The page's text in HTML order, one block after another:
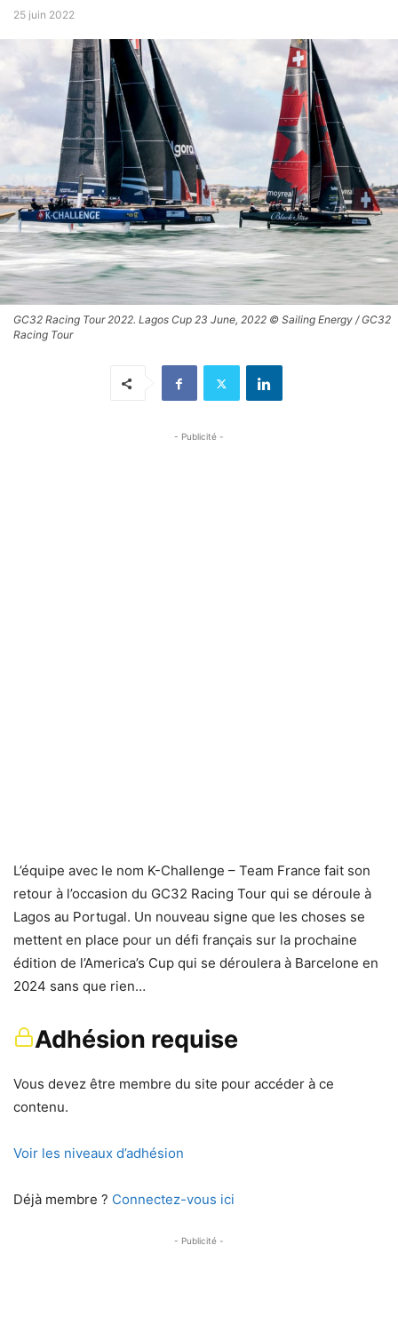
25 juin 2022
GC32 Racing Tour 2022. Lagos Cup 23 June, 2022 © Sailing Energy / GC32
Racing Tour
- Publicité -
L’équipe avec le nom K-Challenge – Team France fait son
retour à l’occasion du GC32 Racing Tour qui se déroule à
Lagos au Portugal. Un nouveau signe que les choses se
mettent en place pour un défi français sur la prochaine
édition de l’America’s Cup qui se déroulera à Barcelone en
2024 sans que rien…
Adhésion requise
Vous devez être membre du site pour accéder à ce
contenu.
Voir les niveaux d’adhésion
Déjà membre ? Connectez-vous ici
- Publicité -